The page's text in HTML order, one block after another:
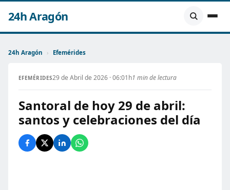
24h Aragón
24h Aragón › Efemérides
EFEMÉRIDES29 de Abril de 2026 · 06:01h1 min de lectura
Santoral de hoy 29 de abril:
santos y celebraciones del día